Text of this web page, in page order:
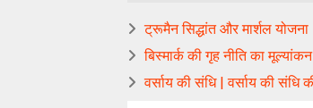
ट्रूमैन सिद्धांत और मार्शल
बिस्मार्क की गृह नीति का
वर्साय की संधि | वर्साय की संधि